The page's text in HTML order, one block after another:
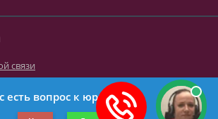
связи
права защищены.
есть вопрос к юристу?